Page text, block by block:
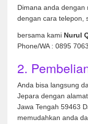
Dimana anda
dengan cara telepon,
bersama kami Nurul
Phone/WA : 0895
2.
Anda bisa langsung
Jepara dengan
Jawa Tengah 59463
memudahkan anda